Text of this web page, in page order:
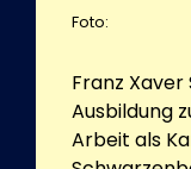
Foto:
Franz
Ausbildung
Arbeit als